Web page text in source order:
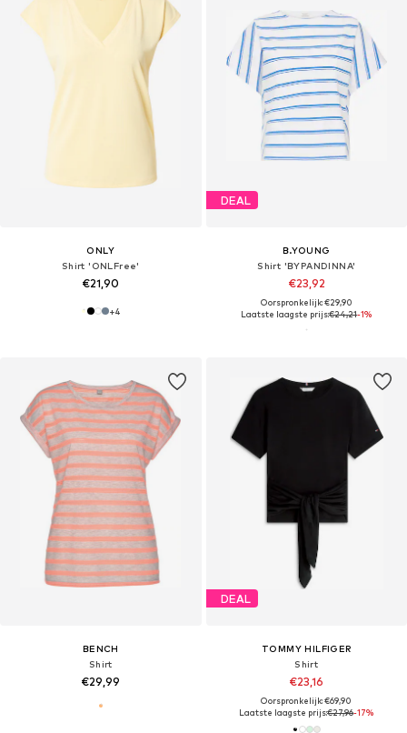
ONLY
Shirt 'ONLFree'
€21,90
+4
DEAL
B.YOUNG
Shirt 'BYPANDINNA'
€23,92
Oorspronkelijk: €29,90
Laatste laagste prijs:€24,21-1%
BENCH
Shirt
€29,99
DEAL
TOMMY HILFIGER
Shirt
€23,16
Oorspronkelijk: €69,90
Laatste laagste prijs:€27,96-17%